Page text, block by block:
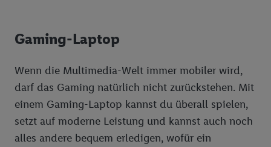
Gaming-Laptop
Wenn die Multimedia-Welt immer mobiler wird,
darf das Gaming natürlich nicht zurückstehen. Mit
einem Gaming-Laptop kannst du überall spielen,
setzt auf moderne Leistung und kannst auch noch
alles andere bequem erledigen, wofür ein